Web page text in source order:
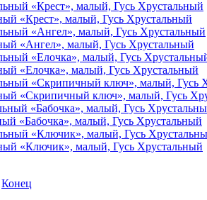
«Крест», малый, Гусь Хрустальный
«Ангел», малый, Гусь Хрустальный
«Елочка», малый, Гусь Хрустальный
«Скрипичный ключ», малый, Гусь
«Бабочка», малый, Гусь Хрустальный
«Ключик», малый, Гусь Хрустальный
Конец